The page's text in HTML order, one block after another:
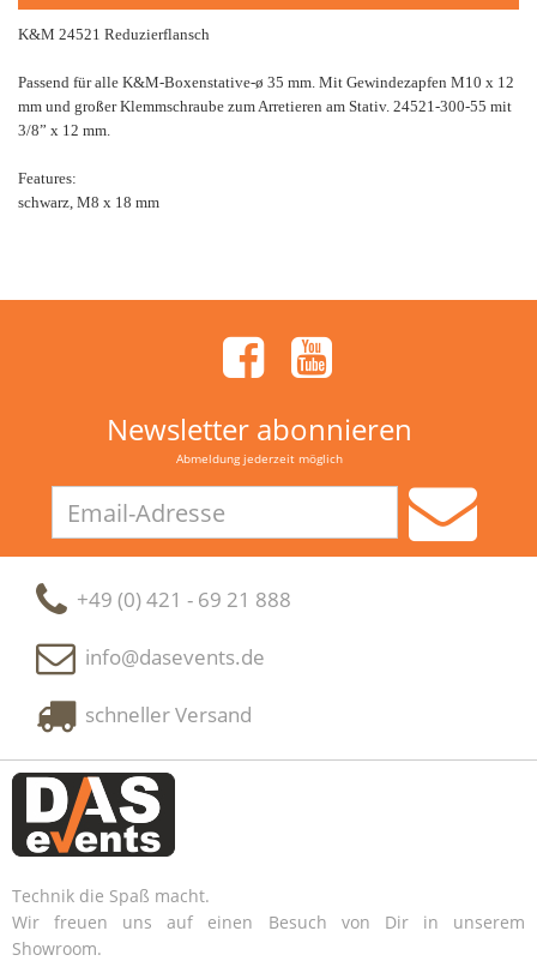
K&M 24521 Reduzierflansch
Passend für alle K&M-Boxenstative-ø 35 mm. Mit Gewindezapfen M10 x 12
mm und großer Klemmschraube zum Arretieren am Stativ. 24521-300-55 mit
3/8” x 12 mm.
Features:
schwarz, M8 x 18 mm
Newsletter abonnieren
Abmeldung jederzeit möglich
Adresse
+49 (0) 421 - 69 21 888
info@dasevents.de
schneller Versand
Technik die Spaß macht.
Wir freuen uns auf einen Besuch von Dir in unserem
Showroom.